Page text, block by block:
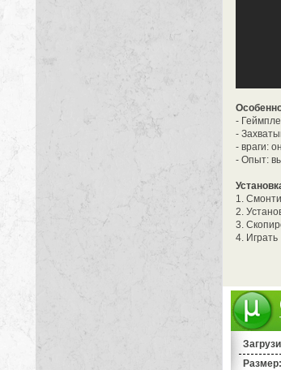
-
-
- враги:
- Опыт:
1.
2.
3.
4. Играть
Размер: